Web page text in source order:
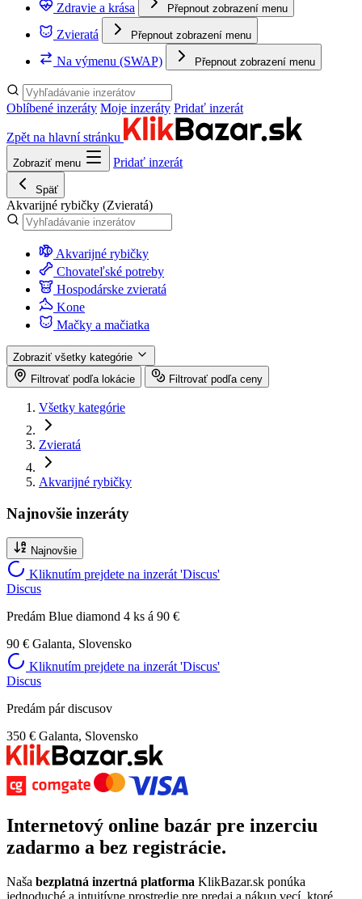
Zdravie a krása Přepnout zobrazení menu
Zvieratá Přepnout zobrazení menu
Na výmenu (SWAP) Přepnout zobrazení menu
Oblíbené inzeráty Moje inzeráty Pridať inzerát
Zpět na hlavní stránku
Zobraziť menu Pridať inzerát
Späť
Akvarijné rybičky (Zvieratá)
Akvarijné rybičky
Chovateľské potreby
Hospodárske zvieratá
Kone
Mačky a mačiatka
Zobraziť všetky kategórie
Filtrovať podľa lokácie
Filtrovať podľa ceny
Všetky kategórie
Zvieratá
Akvarijné rybičky
Najnovšie inzeráty
Najnovšie
Kliknutím prejdete na inzerát 'Discus'
Discus
Predám Blue diamond 4 ks á 90 €
90 € Galanta, Slovensko
Kliknutím prejdete na inzerát 'Discus'
Discus
Predám pár discusov
350 € Galanta, Slovensko
Internetový online bazár pre inzerciu
zadarmo a bez registrácie.
Naša bezplatná inzertná platforma KlikBazar.sk ponúka